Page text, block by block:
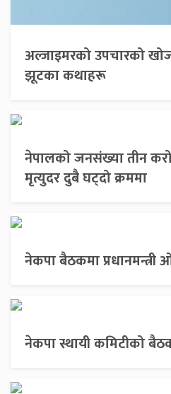
अल्जाइमरको उपचारको
झूटका कथाहरू
नेपालको जनसंख्या तीन
मृत्युदर दुबै घट्दो क्रममा
नेकपा बैठकमा
नेकपा स्थायी कमिटीको